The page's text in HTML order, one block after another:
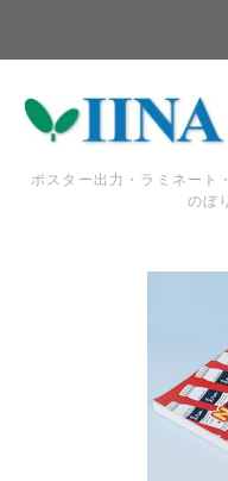
ポスター出力・ラミネート
のぼ